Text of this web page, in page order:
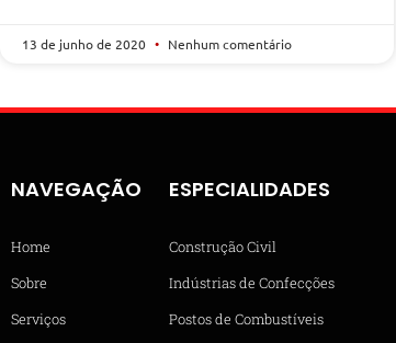
13 de junho de 2020 Nenhum comentário
NAVEGAÇÃO
Home
Sobre
Serviços
ESPECIALIDADES
Construção Civil
Indústrias de Confecções
Postos de Combustíveis